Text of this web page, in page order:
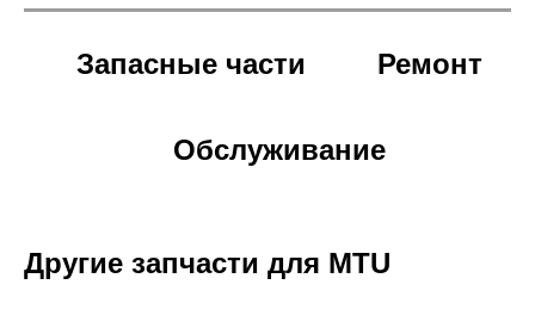
Запасные части Ремонт
Обслуживание
Другие запчасти для MTU